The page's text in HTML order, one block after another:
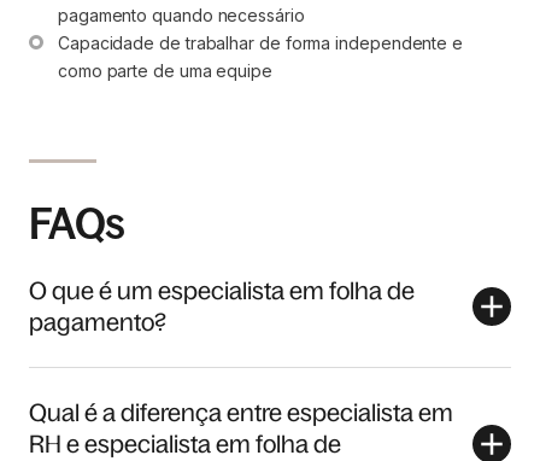
pagamento quando necessário
Capacidade de trabalhar de forma independente e
como parte de uma equipe
FAQs
O que é um especialista em folha de
pagamento?
Qual é a diferença entre especialista em
RH e especialista em folha de